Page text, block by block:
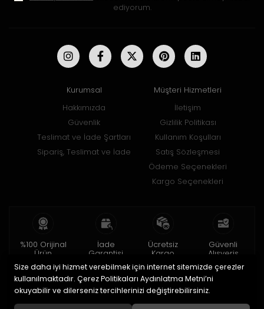
ediyorum.
Kurumsal
Hakkımızda
Güvenlik
Teslimat ve İade Şartları
Sipariş, Teslimat ve İade
Müşteri Hizmetleri
İletişim
Gizlilik Politikası
Kullanım Koşulları
Satış Sözleşmesi
Ödeme Seçenekleri
Kargo Seçenekleri
%100 Orijinal
Ürün
2 yıl garanti
İade
Garantisi
15 gün içinde
iade
Ücretsiz
Kargo
150 TL ve üzeri
Güvenli
Alışveriş
256bit SSL ile
Size daha iyi hizmet verebilmek için internet sitemizde çerezler
kullanılmaktadır. Çerez Politikaları Aydınlatma Metni’ni
okuyabilir ve dilerseniz tercihlerinizi değiştirebilirsiniz.